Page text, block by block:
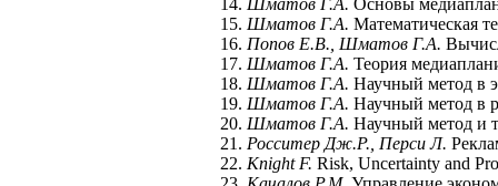
14. Шматов Г.А. Основы
15. Шматов Г.А. Математическая
16. Попов Е.В., Шматов Г.А.
17. Шматов Г.А. Теория
18. Шматов Г.А. Научный метод в
19. Шматов Г.А. Научный метод в
20. Шматов Г.А. Научный метод и
21. Росситер Дж.Р., Перси Л.
22. Knight F. Risk, Uncertainty and